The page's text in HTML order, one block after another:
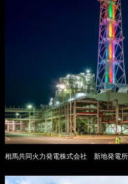
相馬共同火力発電株式会社 新地発電